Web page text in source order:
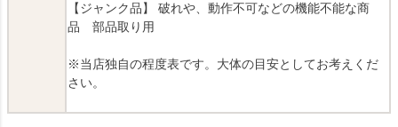
【ジャンク品】 破れや、動作不可などの機能不能な商
品 部品取り用
※当店独自の程度表です。大体の目安としてお考えくだ
さい。